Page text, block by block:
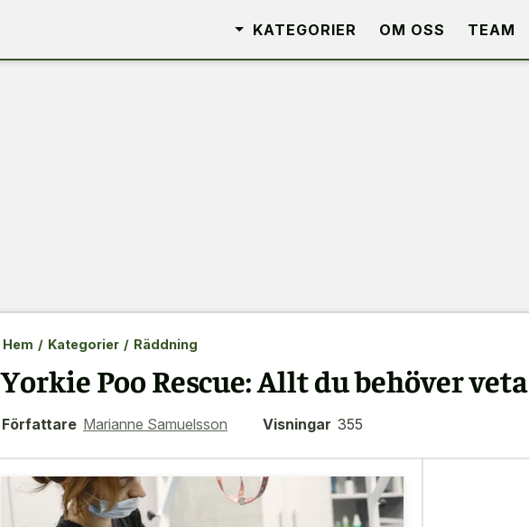
KATEGORIER OM OSS TEAM
Hem / Kategorier / Räddning
Yorkie Poo Rescue: Allt du behöver veta
Författare Marianne Samuelsson Visningar 355